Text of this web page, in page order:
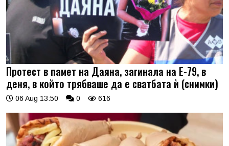
Протест в памет на Даяна, загинала на Е-79, в
деня, в който трябваше да е сватбата ѝ (снимки)
06 Aug 13:50 0 616